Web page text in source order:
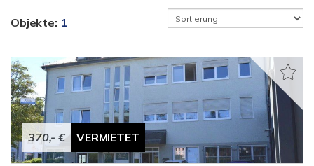
Objekte: 1
370,- € VERMIETET